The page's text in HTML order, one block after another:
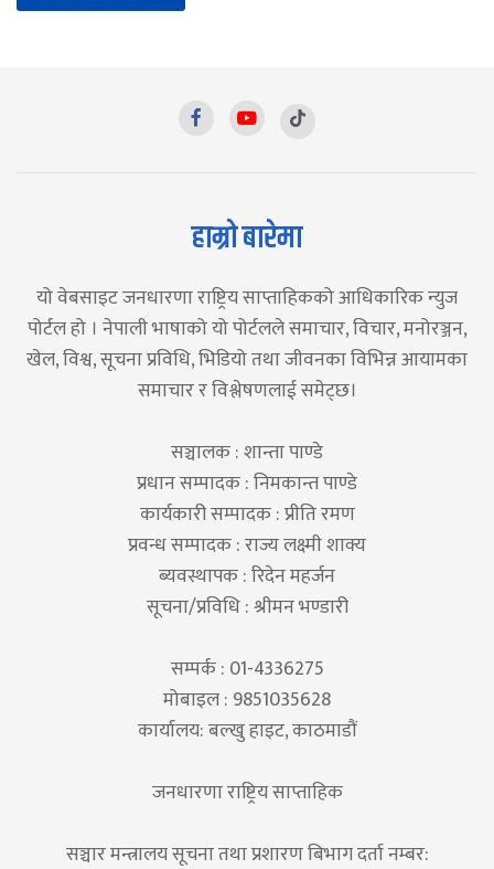
हाम्रो बारेमा
यो वेबसाइट जनधारणा राष्ट्रिय साप्ताहिकको आधिकारिक न्युज
पोर्टल हो । नेपाली भाषाको यो पोर्टलले समाचार, विचार, मनोरञ्जन,
खेल, विश्व, सूचना प्रविधि, भिडियो तथा जीवनका विभिन्न आयामका
समाचार र विश्लेषणलाई समेट्छ।
सञ्चालक : शान्ता पाण्डे
प्रधान सम्पादक : निमकान्त पाण्डे
कार्यकारी सम्पादक : प्रीति रमण
प्रवन्ध सम्पादक : राज्य लक्ष्मी शाक्य
ब्यवस्थापक : रिदेन महर्जन
सूचना/प्रविधि : श्रीमन भण्डारी
सम्पर्क : 01-4336275
मोबाइल : 9851035628
कार्यालय: बल्खु हाइट, काठमाडौं
जनधारणा राष्ट्रिय साप्ताहिक
सञ्चार मन्त्रालय सूचना तथा प्रशारण बिभाग दर्ता नम्बर: